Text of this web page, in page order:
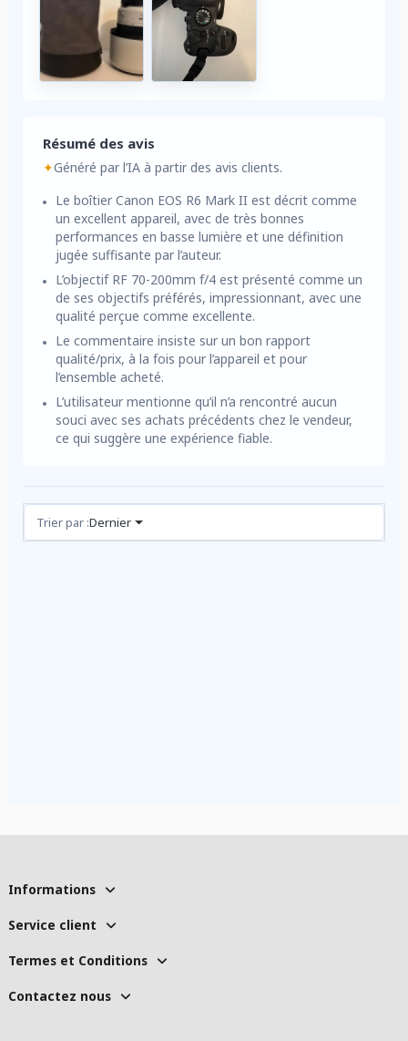
Résumé des avis
✦Généré par l’IA à partir des avis clients.
Le boîtier Canon EOS R6 Mark II est décrit comme
un excellent appareil, avec de très bonnes
performances en basse lumière et une définition
jugée suffisante par l’auteur.
L’objectif RF 70-200mm f/4 est présenté comme un
de ses objectifs préférés, impressionnant, avec une
qualité perçue comme excellente.
Le commentaire insiste sur un bon rapport
qualité/prix, à la fois pour l’appareil et pour
l’ensemble acheté.
L’utilisateur mentionne qu’il n’a rencontré aucun
souci avec ses achats précédents chez le vendeur,
ce qui suggère une expérience fiable.
Avis (1)
Trier par :Dernier
Informations
Service client
Termes et Conditions
Contactez nous